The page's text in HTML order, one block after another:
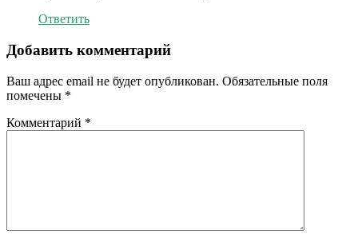
Ответить
Добавить комментарий
Ваш адрес email не будет опубликован. Обязательные поля
помечены *
Комментарий *